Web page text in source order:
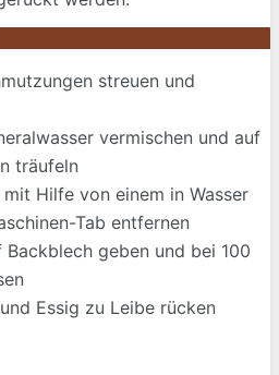
streuen und
vermischen und auf
träufeln
Hilfe von einem in Wasser
Tab entfernen
geben und bei 100
Essig zu Leibe rücken